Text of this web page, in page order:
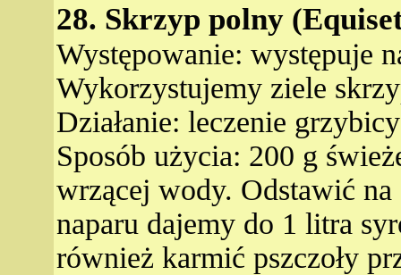
28. Skrzyp polny
Występowanie: występuje
Wykorzystujemy ziele
Działanie: leczenie
Sposób użycia: 200 g
wrzącej wody. Odstawić
naparu dajemy do 1 litra
również karmić pszczoły